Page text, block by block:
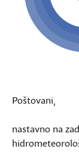
Poštovani,
nastavno na